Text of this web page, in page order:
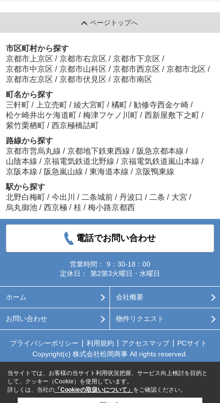
ページトップへ
市区町村から探す
京都市上京区 / 京都市右京区 / 京都市下京区 /
京都市中京区 / 京都市山科区 / 京都市西京区 / 京都市北区 /
京都市左京区 / 京都市伏見区 / 京都市南区
町名から探す
三軒町 / 上立売町 / 綾大宮町 / 橘町 / 勧修寺西金ケ崎 /
松ケ崎井出ケ海道町 / 梅津フケノ川町 / 西新屋敷下之町 /
紫竹栗栖町 / 西京極橋詰町
路線から探す
京都市営烏丸線 / 京都地下鉄東西線 / 阪急京都本線 /
山陰本線 / 京福電気鉄道北野線 / 京福電気鉄道嵐山本線 /
京阪本線 / 阪急嵐山線 / 東海道本線 / 京阪鴨東線
駅から探す
北野白梅町 / 今出川 / 二条城前 / 丹波口 / 二条 / 大宮 /
烏丸御池 / 西京極 / 桂 / 梅小路京都西
電話でお問い合わせ
営業時間：
9：30-18：00
定休日：
第2第3火曜日・水曜日
ホーム 会社概要
お問い合わせ 物件リクエスト
プライバシーポリシー 利用規約 アクセスマップ
PCサイト
Copyright(c) 株式会社松岡商事 All rights reserved.
当サイトでは、お客様の当サイト利用状況把握、サービス向上検討を目的と
して、クッキー（Cookie）を使用しています。
詳しくは、当社の 「Cookieの取扱いについて」 をご確認ください。